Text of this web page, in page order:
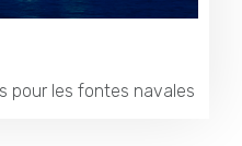
pour les fontes navales